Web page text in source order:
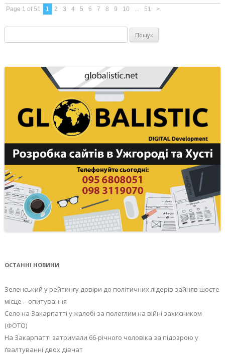
Page 1 of 51 1 2 3 4 5 6 7 8 9 10 ... 51 >
ОСТАННІ НОВИНИ
Зеленський у рейтингу довіри до політичних лідерів зайняв шосте
місце – опитування
Село на Закарпатті у жалобі за полеглим на війні захисником
(ФОТО)
На Закарпатті затримали 66-річного чоловіка за підозрою у
ґвалтуванні двох дівчат